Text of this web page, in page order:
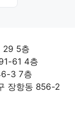
29 5층
61 4층
3 7층
장항동 856-2